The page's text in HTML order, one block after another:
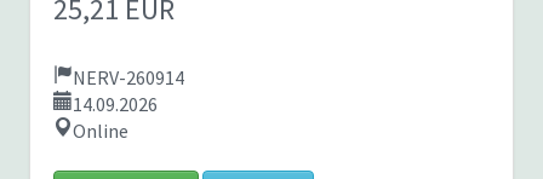
25,21 EUR
NERV-260914
14.09.2026
Online